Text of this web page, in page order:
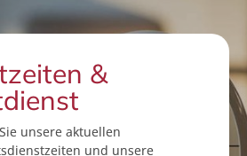
&
unsere aktuellen
und unsere